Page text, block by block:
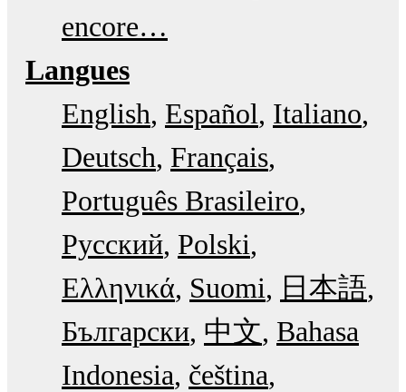
encore…
Langues
English Español Italiano
Deutsch Français
Português Brasileiro
Русский Polski
Ελληνικά Suomi
日本語
Български 中文 Bahasa
Indonesia čeština